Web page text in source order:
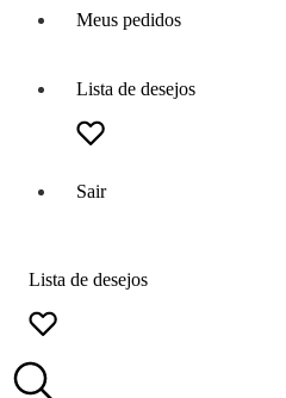
Meus pedidos
Lista de desejos
Sair
Lista de desejos